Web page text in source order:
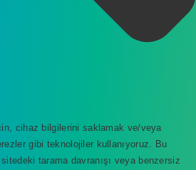
cihaz bilgilerini saklamak ve/veya
gibi teknolojiler kullanıyoruz. Bu
tarama davranışı veya benzersiz